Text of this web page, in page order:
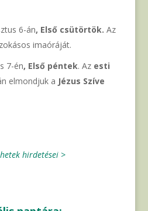
6-án, Első csütörtök. Az
imaóráját.
7-én, Első péntek. Az esti
elmondjuk a Jézus Szíve
hirdetései >